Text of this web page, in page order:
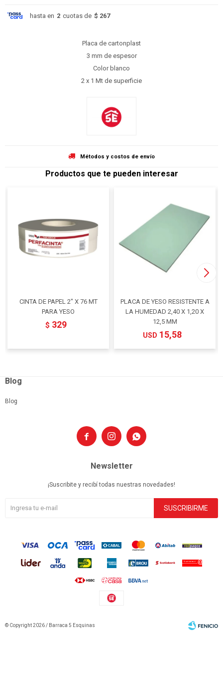
hasta en 2 cuotas de $ 267
Placa de cartonplast
3 mm de espesor
Color blanco
2 x 1 Mt de superficie
Métodos y costos de envío
Productos que te pueden interesar
CINTA DE PAPEL 2" X 76 MT
PARA YESO
$ 329
PLACA DE YESO RESISTENTE A
LA HUMEDAD 2,40 X 1,20 X
12,5 MM
USD 15,58
  
Blog
Blog
Newsletter
¡Suscribite y recibí todas nuestras novedades!
SUSCRIBIRME
© Copyright 2026 / Barraca 5 Esquinas